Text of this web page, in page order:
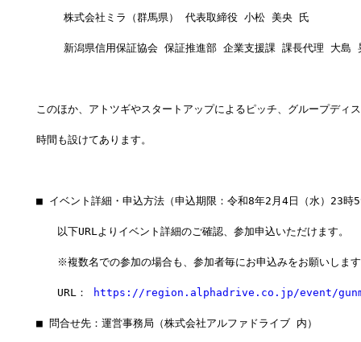
株式会社ミラ（群馬県） 代表取締役 小松 美央 氏
新潟県信用保証協会 保証推進部 企業支援課 課長代理 大島
このほか、アトツギやスタートアップによるピッチ、グループディ
時間も設けてあります。
■ イベント詳細・申込方法（申込期限：令和8年2月4日（水）23時
以下URLよりイベント詳細のご確認、参加申込いただけます。
※複数名での参加の場合も、参加者毎にお申込みをお願いしま
URL： https://region.alphadrive.co.jp/event/
■ 問合せ先：運営事務局（株式会社アルファドライブ 内）